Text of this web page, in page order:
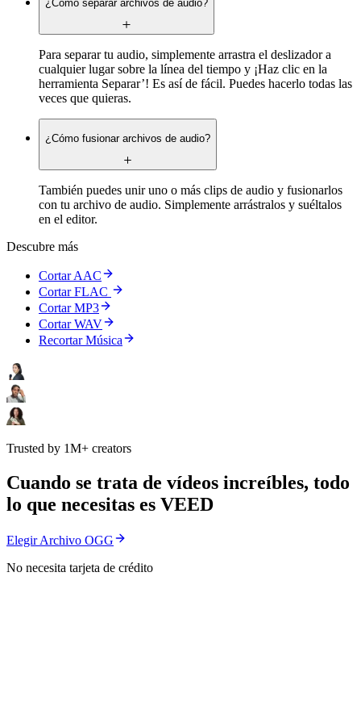
¿Cómo separar archivos de audio?
Para separar tu audio, simplemente arrastra el deslizador a
cualquier lugar sobre la línea del tiempo y ¡Haz clic en la
herramienta Separar’! Es así de fácil. Puedes hacerlo todas las
veces que quieras.
¿Cómo fusionar archivos de audio?
También puedes unir uno o más clips de audio y fusionarlos
con tu archivo de audio. Simplemente arrástralos y suéltalos
en el editor.
Descubre más
Cortar AAC
Cortar FLAC
Cortar MP3
Cortar WAV
Recortar Música
Trusted by 1M+ creators
Cuando se trata de vídeos increíbles, todo
lo que necesitas es VEED
Elegir Archivo OGG
No necesita tarjeta de crédito